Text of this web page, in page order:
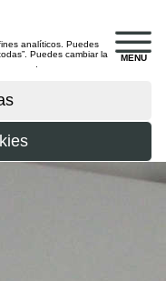
MENU
analíticos. Puedes
Puedes cambiar la